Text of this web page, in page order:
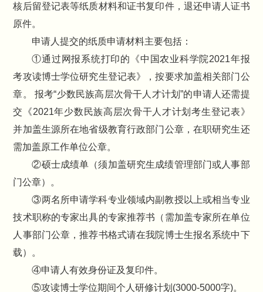
核后留登记表等纸质材料和证书复印件，退还申请人证书
原件。
申请人提交的纸质申请材料主要包括：
①通过网报系统打印的《中国农业科学院2021年报
考攻读博士学位研究生登记表》，按要求加盖相关部门公
章。 报考“少数民族高层次骨干人才计划”的申请人还需提
交《2021年少数民族高层次骨干人才计划考生登记表》
并加盖生源所在地省级教育行政部门公章，在职研究生还
需加盖原工作单位公章。
②硕士成绩单（须加盖研究生成绩管理部门或人事部
门公章）。
③两名所申请学科专业领域内副教授以上或相当专业
技术职称的专家出具的专家推荐书（需加盖专家所在单位
人事部门公章，推荐书格式请在我院博士生报名系统中下
载）。
④申请人有效身份证及复印件。
⑤攻读博士学位期间个人研修计划(3000-5000字)。